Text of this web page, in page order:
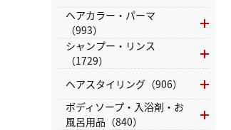
ヘアカラー・パーマ
（993）
シャンプー・リンス
（1729）
ヘアスタイリング（906）
ボディソープ・入浴剤・お
風呂用品（840）